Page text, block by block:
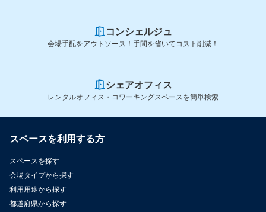
コンシェルジュ
会場手配をアウトソース！手間を省いてコスト削減！
シェアオフィス
レンタルオフィス・コワーキングスペースを簡単検索
スペースを利用する方
スペースを探す
会場タイプから探す
利用用途から探す
都道府県から探す